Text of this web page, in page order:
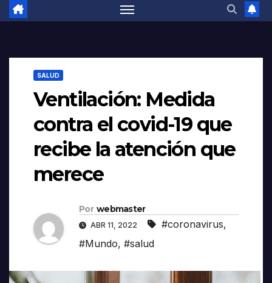
SALUD
Ventilación: Medida
contra el covid-19 que
recibe la atención que
merece
Por webmaster
ABR 11, 2022 #coronavirus,
#Mundo, #salud